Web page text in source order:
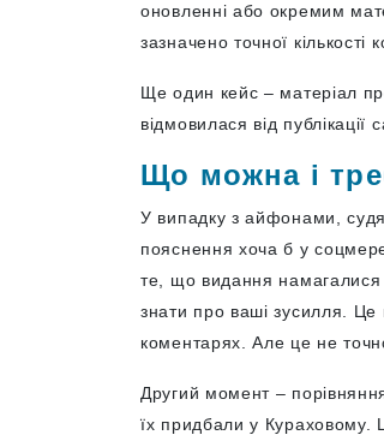
оновленні або окремим
зазначено точної кількості
Ще один кейс – матеріал
відмовилася від
Що можна і
У випадку з айфонами,
пояснення хоча б у
те, що видання
знати про ваші зусилля. Це
коментарях. Але це не
Другий момент –
їх придбали у Кураховому.